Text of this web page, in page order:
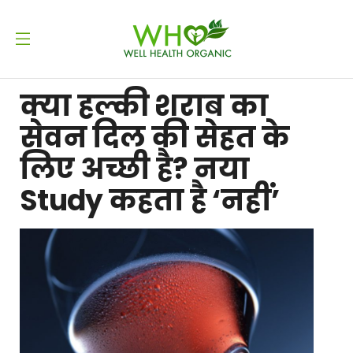
क्या हल्की शराब का
सेवन दिल की सेहत के
लिए अच्छी है? नया
Study कहता है ‘नहीं’